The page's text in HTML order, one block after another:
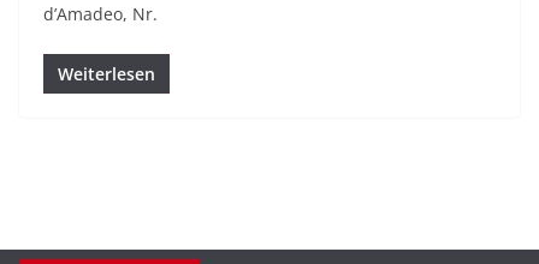
d’Amadeo, Nr.
Weiterlesen